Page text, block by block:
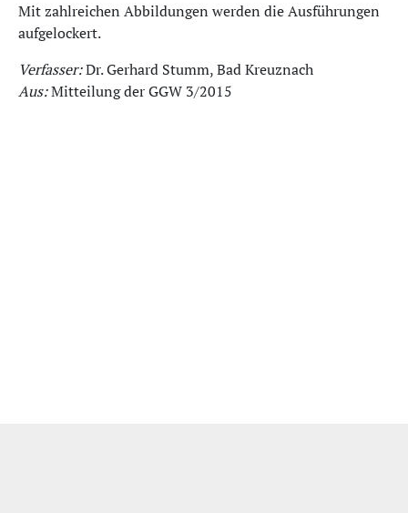
Mit zahlreichen Abbildungen werden die Ausführungen
aufgelockert.
Verfasser:Dr. Gerhard Stumm, Bad Kreuznach
Aus:Mitteilung der GGW 3/2015